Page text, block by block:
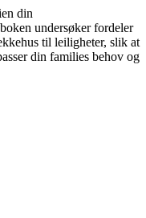
din
undersøker fordeler
til leiligheter, slik at
din families behov og